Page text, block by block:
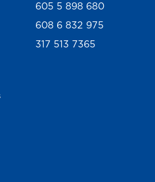
605 5 898 680
608 6 832 975
317 513 7365